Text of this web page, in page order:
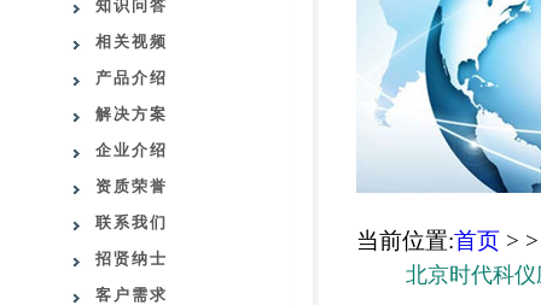
知识问答
相关视频
产品介绍
解决方案
企业介绍
资质荣誉
联系我们
招贤纳士
客户需求
当前位置:首页 >
北京时代科